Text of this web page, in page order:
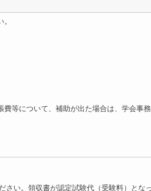
等について、補助が出た場合は、学会事務
さい。領収書が認定試験代（受験料）とな